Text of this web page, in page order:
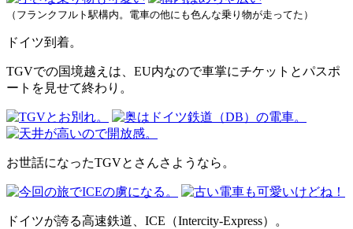
（フランクフルト駅構内。電車の他にも色んな乗り物が走ってた）
ドイツ到着。
TGVでの国境越えは、EU内なので車掌にチケットとパスポ
ートを見せて終わり。
お世話になったTGVとさんさようなら。
ドイツが誇る高速鉄道、ICE（Intercity-Express）。